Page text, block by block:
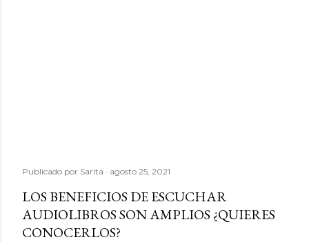
Publicado por Sarita agosto 25, 2021
LOS BENEFICIOS DE ESCUCHAR
AUDIOLIBROS SON AMPLIOS ¿QUIERES
CONOCERLOS?